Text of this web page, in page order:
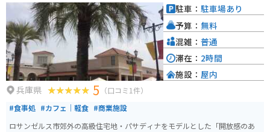
兵庫県 5 （口コミ1件）
#食事処 #カフェ｜軽食 #商業施設
ロサンゼルス市郊外の高級住宅地・パサディナをモデルとした「開放感のあ
駐車： 駐車場あり
予算： 無料
混雑： 普通
滞在： 2時間
施設： 屋内